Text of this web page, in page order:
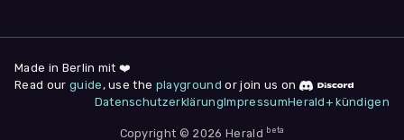
deine Zustimmung jederzeit unter "
am Seitenende widerrufen.
Nur notwendige
Made in Berlin mit ❤️
Read our guide , use the playground or join us on
DatenschutzerklärungImpressumHerald+ kündigen
Copyright © 2026 Herald beta